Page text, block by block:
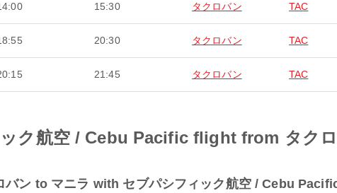
15:30 タクロバン TAC
20:30 タクロバン TAC
21:45 タクロバン TAC
ク航空 / Cebu Pacific flight from タク
ン to マニラ with セブパシフィック航空 / Cebu